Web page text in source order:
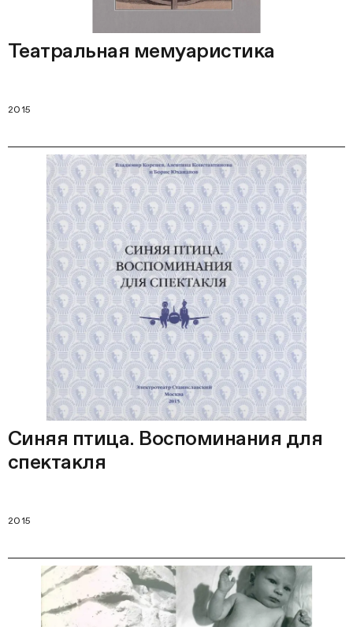
Театральная мемуаристика
2015
Синяя птица. Воспоминания для
спектакля
2015